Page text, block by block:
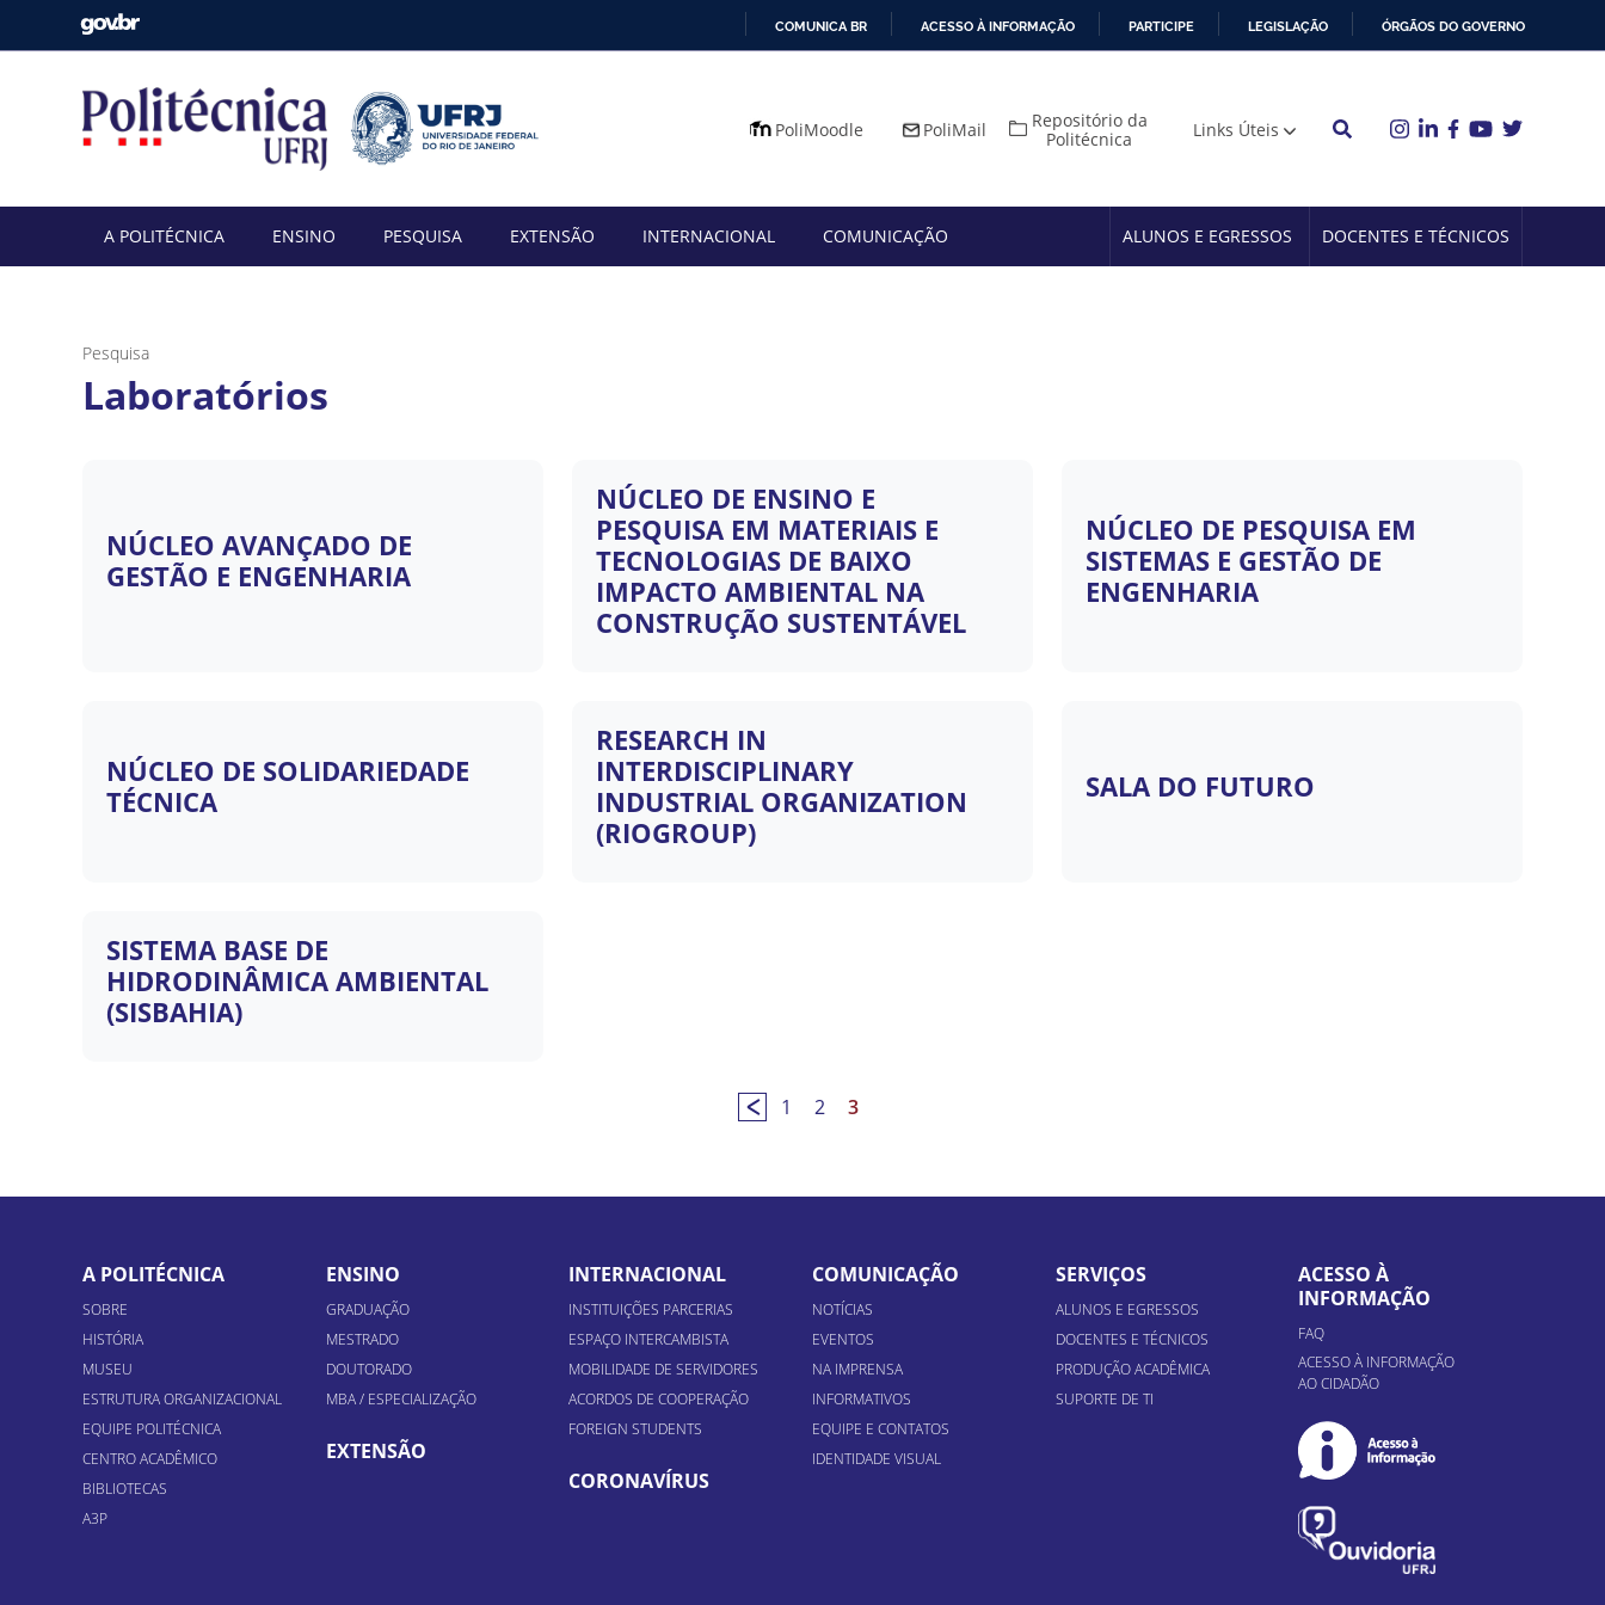
O
COMUNICA BR ACESSO À INFORMAÇÃO PARTICIPE LEGISLAÇÃO ÓRGÃOS DO GOVERNO
PoliMoodle PoliMail
Repositório da
Politécnica
Links Úteis
A POLITÉCNICA ENSINO PESQUISA EXTENSÃO INTERNACIONAL COMUNICAÇÃO ALUNOS E EGRESSOS DOCENTES E TÉCNICOS
Pesquisa
Laboratórios
NÚCLEO AVANÇADO DE
GESTÃO E ENGENHARIA
NÚCLEO DE ENSINO E
PESQUISA EM MATERIAIS E
TECNOLOGIAS DE BAIXO
IMPACTO AMBIENTAL NA
CONSTRUÇÃO SUSTENTÁVEL
NÚCLEO DE PESQUISA EM
SISTEMAS E GESTÃO DE
ENGENHARIA
NÚCLEO DE SOLIDARIEDADE
TÉCNICA
RESEARCH IN
INTERDISCIPLINARY
INDUSTRIAL ORGANIZATION
(RIOGROUP)
SALA DO FUTURO
SISTEMA BASE DE
HIDRODINÂMICA AMBIENTAL
(SISBAHIA)
1 2 3
A POLITÉCNICA
SOBRE
HISTÓRIA
MUSEU
ESTRUTURA ORGANIZACIONAL
EQUIPE POLITÉCNICA
CENTRO ACADÊMICO
BIBLIOTECAS
A3P
ENSINO
GRADUAÇÃO
MESTRADO
DOUTORADO
MBA / ESPECIALIZAÇÃO
EXTENSÃO
INTERNACIONAL
INSTITUIÇÕES PARCERIAS
ESPAÇO INTERCAMBISTA
MOBILIDADE DE SERVIDORES
ACORDOS DE COOPERAÇÃO
FOREIGN STUDENTS
CORONAVÍRUS
COMUNICAÇÃO
NOTÍCIAS
EVENTOS
NA IMPRENSA
INFORMATIVOS
EQUIPE E CONTATOS
IDENTIDADE VISUAL
SERVIÇOS
ALUNOS E EGRESSOS
DOCENTES E TÉCNICOS
PRODUÇÃO ACADÊMICA
SUPORTE DE TI
ACESSO À
INFORMAÇÃO
FAQ
ACESSO À INFORMAÇÃO
AO CIDADÃO